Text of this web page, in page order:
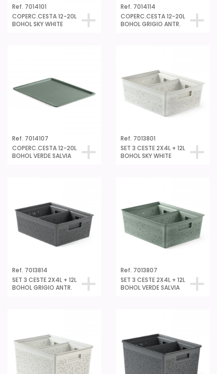
Ref. 7014101
COPERC.CESTA 12-20L
BOHOL SKY WHITE
Ref. 7014114
COPERC.CESTA 12-20L
BOHOL GRIGIO ANTR.
Ref. 7014107
COPERC.CESTA 12-20L
BOHOL VERDE SALVIA
Ref. 7013801
SET 3 CESTE 2X4L + 12L
BOHOL SKY WHITE
Ref. 7013814
SET 3 CESTE 2X4L + 12L
BOHOL GRIGIO ANTR.
Ref. 7013807
SET 3 CESTE 2X4L + 12L
BOHOL VERDE SALVIA